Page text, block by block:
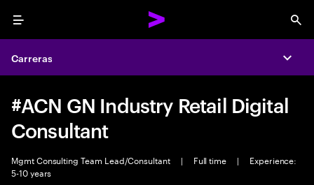
Menu
Carreras
#ACN GN Industry Retail Digital
Consultant
Mgmt Consulting Team Lead/Consultant | Full time |
Experience:
5-10 years